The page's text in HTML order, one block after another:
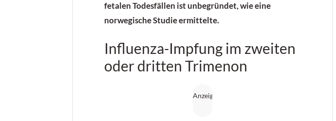
fetalen Todesfällen ist unbegründet, wie eine
norwegische Studie ermittelte.
Influenza-Impfung im zweiten
oder dritten Trimenon